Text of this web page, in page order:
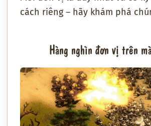
cách riêng – hãy khám phá
Hàng nghìn đơn vị trên